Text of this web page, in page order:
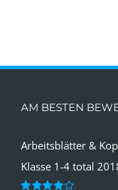
AM BESTEN
Arbeitsblätter &
Klasse 1-4 total